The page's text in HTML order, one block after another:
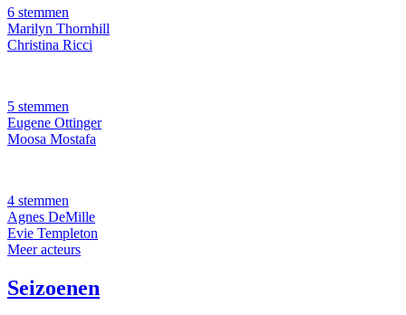
6 stemmen
Marilyn Thornhill
Christina Ricci
5 stemmen
Eugene Ottinger
Moosa Mostafa
4 stemmen
Agnes DeMille
Evie Templeton
Meer acteurs
Seizoenen